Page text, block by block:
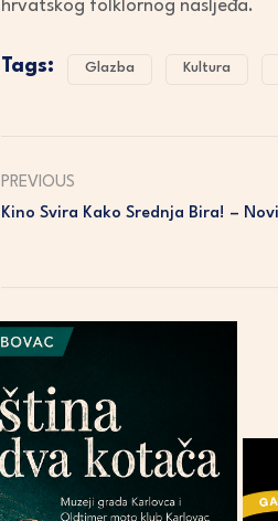
hrvatskog folklornog nasljeđa.
Tags: Glazba Kultura
PREVIOUS
Kino Svira Kako Srednja Bira! –